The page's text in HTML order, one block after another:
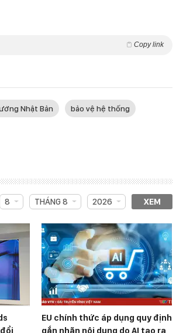
Copy link
Nhật Bản bảo vệ hệ thống
8 THÁNG 8 2026 XEM
EU chính thức áp dụng quy định
gắn nhãn nội dung do AI tạo ra